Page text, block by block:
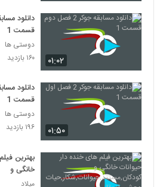
۰۱:۰۲
قسمت 1
دوستی ها
۱۶۰ بازدید
۰۱:۵۰
قسمت 1
دوستی ها
۱۹۶ بازدید
بهترین
خانگی و
میلاد